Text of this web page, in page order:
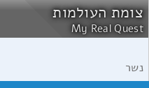
צומת העולמות
My Real Quest
נשר